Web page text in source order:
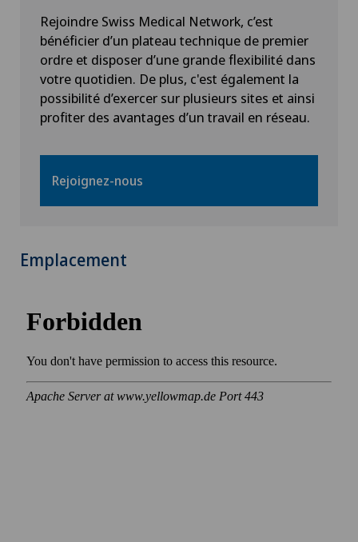
Rejoindre Swiss Medical Network, c’est
bénéficier d’un plateau technique de premier
ordre et disposer d’une grande flexibilité dans
votre quotidien. De plus, c'est également la
possibilité d’exercer sur plusieurs sites et ainsi
profiter des avantages d’un travail en réseau.
Rejoignez-nous
Emplacement